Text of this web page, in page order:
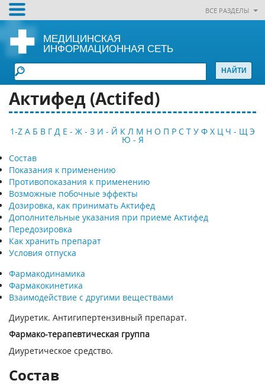
ВСЕ РАЗДЕЛЫ
МЕДИЦИНСКАЯ
ИНФОРМАЦИОННАЯ СЕТЬ
Актифед (Actifed)
1-Z А Б В Г Д Е - Ж - З И - Й К Л М Н О П Р С Т У Ф Х Ц Ч - Щ Э
Ю - Я
Состав
Показания к применению
Противопоказания к применению
Возможные побочные эффекты
Дозировка, как принимать Актифед
Дополнительные указания при приеме Актифед
Передозировка
Как хранить препарат
Условия отпуска
Фармакодинамика
Фармакокинетика
Взаимодействие с другими веществами
Диуретик. Антигипертензивный препарат.
Фармако-терапевтическая группа
Диуретическое средство.
Состав